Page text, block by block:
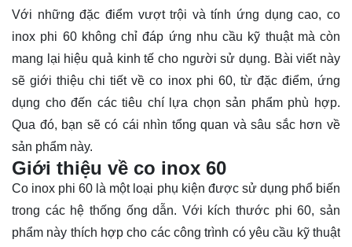
Với những đặc điểm vượt trội và tính ứng dụng cao, co
inox phi 60 không chỉ đáp ứng nhu cầu kỹ thuật mà còn
mang lại hiệu quả kinh tế cho người sử dụng. Bài viết này
sẽ giới thiệu chi tiết về co inox phi 60, từ đặc điểm, ứng
dụng cho đến các tiêu chí lựa chọn sản phẩm phù hợp.
Qua đó, bạn sẽ có cái nhìn tổng quan và sâu sắc hơn về
sản phẩm này.
Giới thiệu về co inox 60
Co inox phi 60 là một loại phụ kiện được sử dụng phổ biến
trong các hệ thống ống dẫn. Với kích thước phi 60, sản
phẩm này thích hợp cho các công trình có yêu cầu kỹ thuật